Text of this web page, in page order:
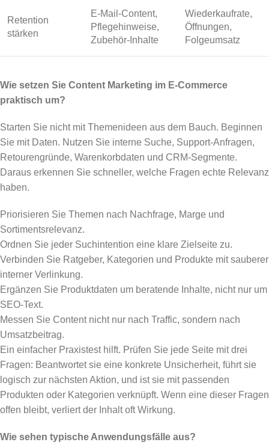
Retention
stärken
E-Mail-Content,
Pflegehinweise,
Zubehör-Inhalte
Wiederkaufrate,
Öffnungen,
Folgeumsatz
Wie setzen Sie Content Marketing im E-Commerce
praktisch um?
Starten Sie nicht mit Themenideen aus dem Bauch. Beginnen
Sie mit Daten. Nutzen Sie interne Suche, Support-Anfragen,
Retourengründe, Warenkorbdaten und CRM-Segmente.
Daraus erkennen Sie schneller, welche Fragen echte Relevanz
haben.
Priorisieren Sie Themen nach Nachfrage, Marge und
Sortimentsrelevanz.
Ordnen Sie jeder Suchintention eine klare Zielseite zu.
Verbinden Sie Ratgeber, Kategorien und Produkte mit sauberer
interner Verlinkung.
Ergänzen Sie Produktdaten um beratende Inhalte, nicht nur um
SEO-Text.
Messen Sie Content nicht nur nach Traffic, sondern nach
Umsatzbeitrag.
Ein einfacher Praxistest hilft. Prüfen Sie jede Seite mit drei
Fragen: Beantwortet sie eine konkrete Unsicherheit, führt sie
logisch zur nächsten Aktion, und ist sie mit passenden
Produkten oder Kategorien verknüpft. Wenn eine dieser Fragen
offen bleibt, verliert der Inhalt oft Wirkung.
Wie sehen typische Anwendungsfälle aus?